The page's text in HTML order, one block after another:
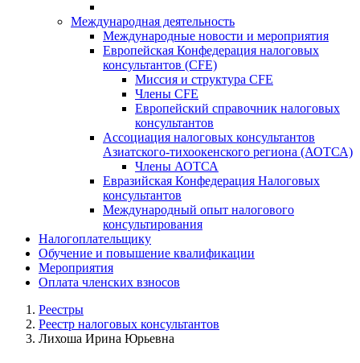
Международная деятельность
Международные новости и мероприятия
Европейская Конфедерация налоговых
консультантов (CFE)
Миссия и структура CFE
Члены CFE
Европейский справочник налоговых
консультантов
Ассоциация налоговых консультантов
Азиатского-тихоокенского региона (АОТСА)
Члены АОТСА
Евразийская Конфедерация Налоговых
консультантов
Международный опыт налогового
консультирования
Налогоплательщику
Обучение и повышение квалификации
Мероприятия
Оплата членских взносов
Реестры
Реестр налоговых консультантов
Лихоша Ирина Юрьевна